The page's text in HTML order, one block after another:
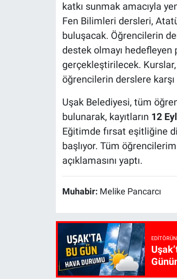
katkı sunmak amacıyla
Fen Bilimleri dersleri,
buluşacak. Öğrencilerin
destek olmayı
gerçekleştirilecek.
öğrencilerin derslere
Uşak Belediyesi, tüm
bulunarak, kayıtların 12
Eğitimde fırsat eşitliğine
başlıyor. Tüm
açıklamasını yaptı.
Muhabir: Melike Pancarcı